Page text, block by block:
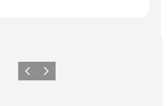
ForrigeNæste